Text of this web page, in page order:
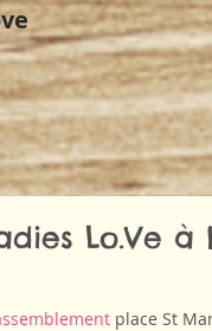
Lo.Ve à
place St